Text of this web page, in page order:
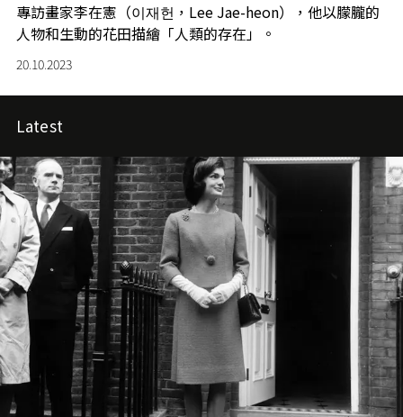
專訪畫家李在憲（이재헌，Lee Jae-heon），他以朦朧的
人物和生動的花田描繪「人類的存在」。
20.10.2023
Latest